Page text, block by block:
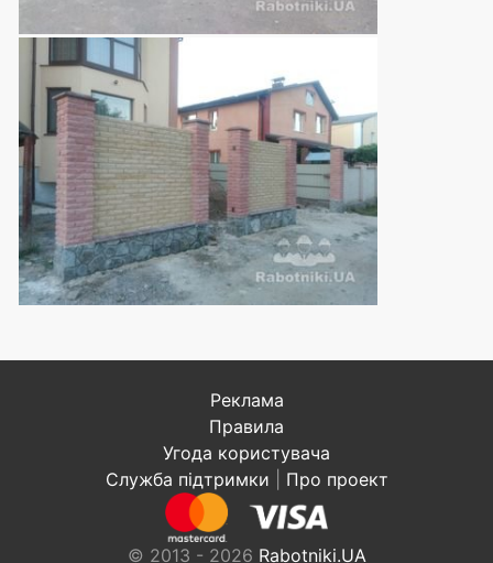
Реклама
Правила
Угода користувача
Служба підтримки
Про проект
© 2013 - 2026 Rabotniki.UA